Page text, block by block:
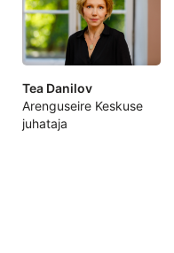
Tea Danilov
Arenguseire Keskuse
juhataja